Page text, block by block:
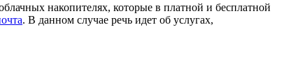
накопителях, которые в платной и бесплатной
. В данном случае речь идет об услугах,